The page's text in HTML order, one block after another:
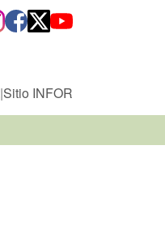
|Sitio INFOR